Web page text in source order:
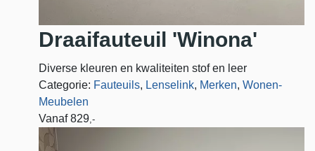
Draaifauteuil 'Winona'
Diverse kleuren en kwaliteiten stof en leer
Categorie: Fauteuils, Lenselink, Merken, Wonen-
Meubelen
Vanaf 829,-